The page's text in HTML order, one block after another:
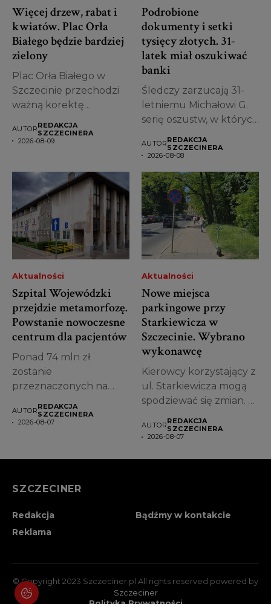
Więcej drzew, rabat i
kwiatów. Plac Orła
Białego będzie bardziej
zielony
Plac Orła Białego w
Szczecinie przechodzi
ważną korektę
zdecydowało, że...
AUTORREDAKCJA
SZCZECINERA
2026-08-09
Podrobione
dokumenty i setki
tysięcy złotych. 31-
latek miał oszukiwać
banki
Śledczy zarzucają 31-
letniemu Michałowi G.
serię oszustw, w których
AUTORREDAKCJA
SZCZECINERA
2026-08-08
Aktualności
Szpital Wojewódzki
przejdzie metamorfozę.
Powstanie nowoczesne
centrum dla pacjentów
Ponad 74 mln zł
zostanie
przeznaczonych na
najstarszych obiektów...
AUTORREDAKCJA
SZCZECINERA
2026-08-07
Aktualności
Nowe miejsca
parkingowe przy
Starkiewicza w
Szczecinie. Wybrano
wykonawcę
Kierowcy korzystający z
ul. Starkiewicza mogą
spodziewać się zmian. W
AUTORREDAKCJA
SZCZECINERA
2026-08-07
SZCZECINER
Redakcja
Bądźmy w kontakcie
Reklama
© Copyright 2023 Szczeciner.pl All rights reserved powered by
Szczeciner